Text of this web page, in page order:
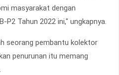
masyarakat dengan
P2 Tahun 2022 ini," ungkapnya.
seorang pembantu kolektor
penurunan itu memang